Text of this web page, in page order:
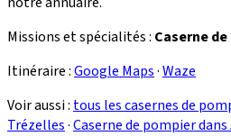
Missions et spécialités : Caserne
Itinéraire :Google Maps·Waze
Voir aussi : tous les casernes de
Trézelles·Caserne de pompier